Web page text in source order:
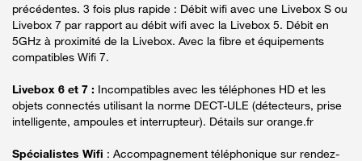
précédentes. 3 fois plus rapide : Débit wifi avec une Livebox S ou
Livebox 7 par rapport au débit wifi avec la Livebox 5. Débit en
5GHz à proximité de la Livebox. Avec la fibre et équipements
compatibles Wifi 7.
Livebox 6 et 7 : Incompatibles avec les téléphones HD et les
objets connectés utilisant la norme DECT-ULE (détecteurs, prise
intelligente, ampoules et interrupteur). Détails sur orange.fr
Spécialistes Wifi : Accompagnement téléphonique sur rendez-